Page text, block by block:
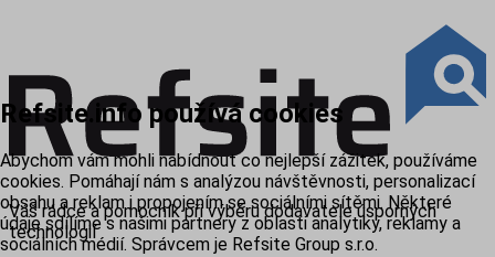
Váš rádce a pomocník při výběru dodavatele úsporných
technologií
Refsite.info používá cookies
Abychom vám mohli nabídnout co nejlepší zážitek, používáme
cookies. Pomáhají nám s analýzou návštěvnosti, personalizací
obsahu a reklam i propojením se sociálními sítěmi. Některé
údaje sdílíme s našimi partnery z oblasti analytiky, reklamy a
sociálních médií. Správcem je Refsite Group s.r.o.